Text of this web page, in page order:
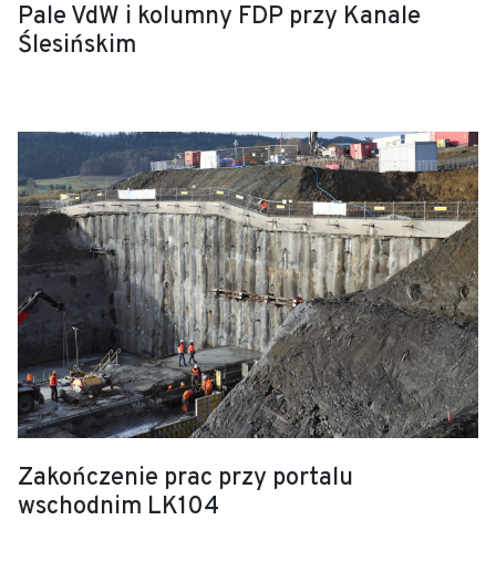
Pale VdW i kolumny FDP przy Kanale
Ślesińskim
Zakończenie prac przy portalu
wschodnim LK104